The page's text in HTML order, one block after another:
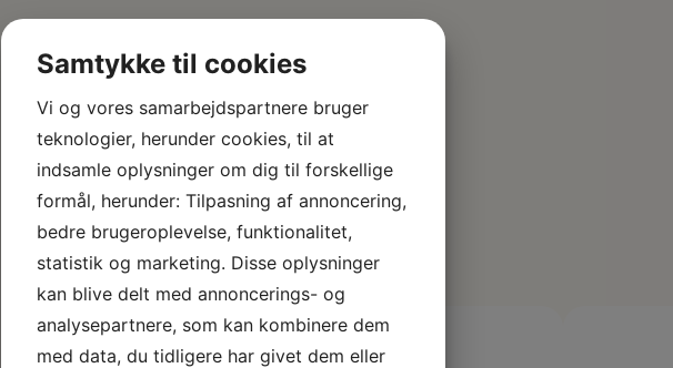
Samtykke til cookies
Vi og vores samarbejdspartnere bruger
teknologier, herunder cookies, til at
indsamle oplysninger om dig til forskellige
formål, herunder: Tilpasning af annoncering,
bedre brugeroplevelse, funktionalitet,
statistik og marketing. Disse oplysninger
kan blive delt med annoncerings- og
analysepartnere, som kan kombinere dem
med data, du tidligere har givet dem eller